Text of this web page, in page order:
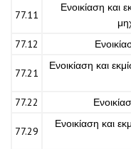
77.11
Ενοικίαση και
77.12
77.21
Ενοικίαση και
77.22
77.29
Ενοικίαση και